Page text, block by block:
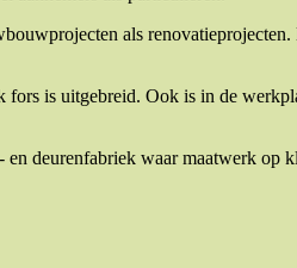
als
is uitgebreid. Ook is in de
deurenfabriek waar maatwerk op